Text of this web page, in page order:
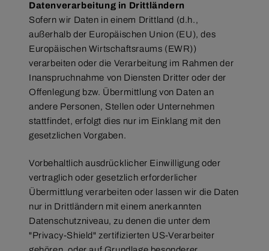
Datenverarbeitung in Drittländern
Sofern wir Daten in einem Drittland (d.h.,
außerhalb der Europäischen Union (EU), des
Europäischen Wirtschaftsraums (EWR))
verarbeiten oder die Verarbeitung im Rahmen der
Inanspruchnahme von Diensten Dritter oder der
Offenlegung bzw. Übermittlung von Daten an
andere Personen, Stellen oder Unternehmen
stattfindet, erfolgt dies nur im Einklang mit den
gesetzlichen Vorgaben.
Vorbehaltlich ausdrücklicher Einwilligung oder
vertraglich oder gesetzlich erforderlicher
Übermittlung verarbeiten oder lassen wir die Daten
nur in Drittländern mit einem anerkannten
Datenschutzniveau, zu denen die unter dem
"Privacy-Shield" zertifizierten US-Verarbeiter